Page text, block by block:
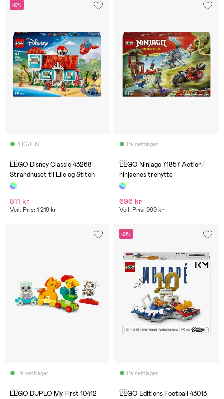
-10%
4 IGJEN
(2)
LEGO Disney Classic 43268
Strandhuset til Lilo og Stitch
811 kr
Veil. Pris: 1 219 kr
På nettlager
(0)
LEGO Ninjago 71857 Action i
ninjaenes trehytte
696 kr
Veil. Pris: 999 kr
På nettlager
(6)
LEGO DUPLO My First 10412
-21%
På nettlager
(0)
LEGO Editions Football 43013